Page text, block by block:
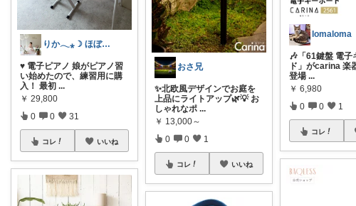
りか𓂃⁎☽ ほぼオリ写
♥ 電子ピアノ 娘がピアノ習
い始めたので、練習用に購
入！ 最初 ...
￥ 29,800
0 0 31
コレ いいね
おさ兄
✨北欧風デザインでお庭を
上品にライトアップ🌿💡 お
しゃれなポ ...
￥ 13,000～
0 0 1
コレ いいね
lomaloma
🎶「61鍵盤 電子
ド」がcarina 楽
登場 ...
￥ 6,980
0 0 1
コレ